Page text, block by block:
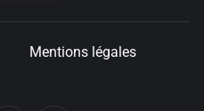
Mentions légales